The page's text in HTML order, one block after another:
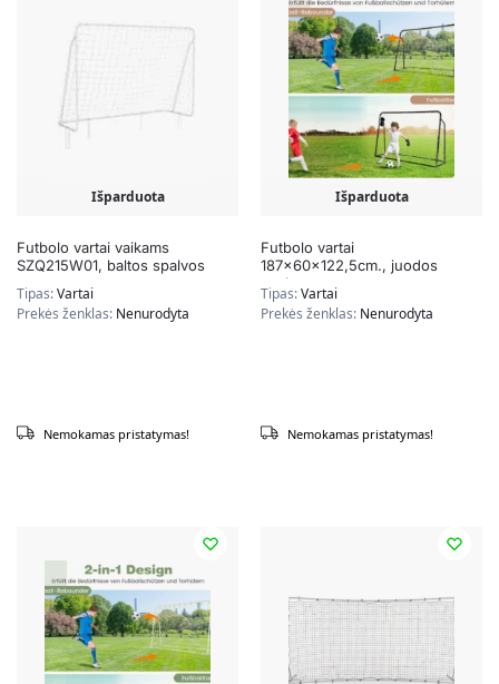
Išparduota
Futbolo vartai vaikams
SZQ215W01, baltos spalvos
Tipas:Vartai
Prekės ženklas: Nenurodyta
Nemokamas pristatymas!
Išparduota
Futbolo vartai
187x60x122,5cm., juodos
spalvos
Tipas:Vartai
Prekės ženklas: Nenurodyta
Nemokamas pristatymas!